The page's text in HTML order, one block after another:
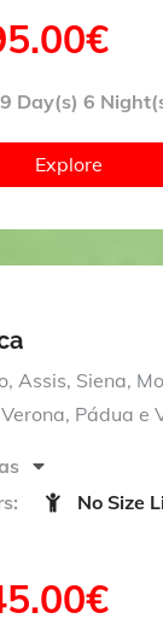
€
9 Day(s) 6
Explore
Assis, Siena,
Pádua e
No Size
€